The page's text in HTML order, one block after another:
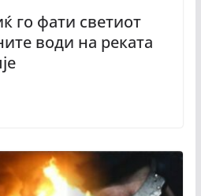
го фати светиот
води на реката